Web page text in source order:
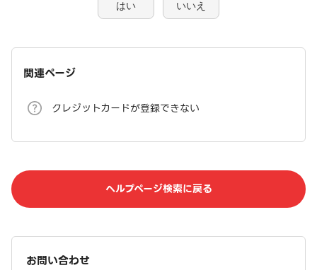
はい いいえ
関連ページ
クレジットカードが登録できない
ヘルプページ検索に戻る
お問い合わせ